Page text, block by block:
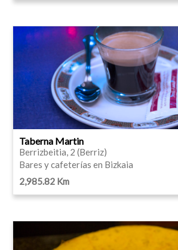
Taberna Martin
Berrizbeitia, 2 (Berriz)
Bares y cafeterías en Bizkaia
2,985.82 Km